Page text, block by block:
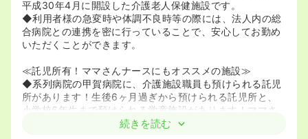
平成30年4月に開設した介護老人保健施設です。
◆利用者様の急変時や体調不良時等の際には、法人内の総
合病院との連携を密に行っていることで、安心してお勤め
いただくことができます。
≪託児所有！ママさんナースにもオススメの施設≫
◆系列病院の甲賀病院に、介護施設職員も預けられる託児
所があります！生後6ヶ月過ぎから預けられる託児所と、
小学校6年生まで預けられる学童施設があります！ママさ
んナースが多数活躍中の施設です♪
続きを読む